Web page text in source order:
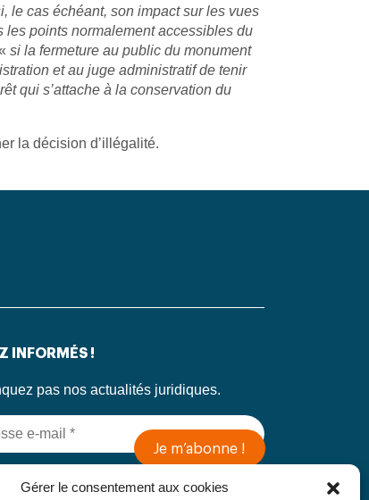
Gérer le consentement aux cookies
le cas échéant, son impact sur les vues
les points normalement accessibles du
si la fermeture au public du monument
et au juge administratif de tenir
qui s’attache à la conservation du
la décision d’illégalité.
INFORMÉS !
pas nos actualités juridiques.
ce formulaire, j’accepte que mes